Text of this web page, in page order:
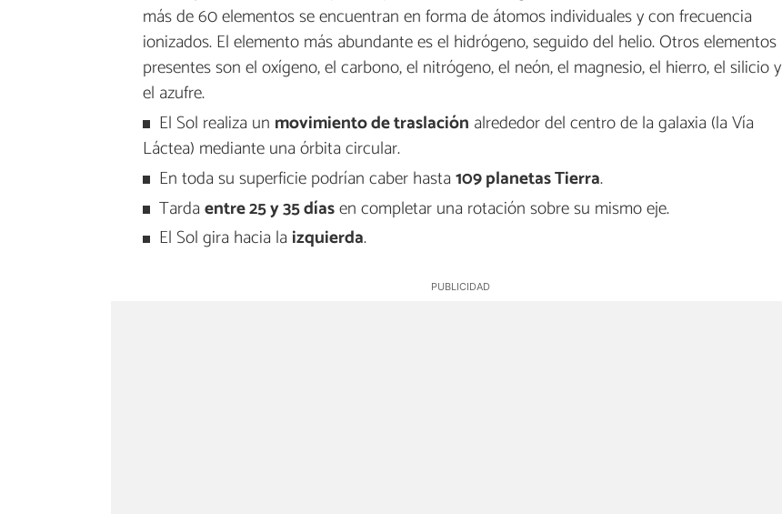
más de 60 elementos se encuentran en forma de átomos individuales y con frecuencia
ionizados. El elemento más abundante es el hidrógeno, seguido del helio. Otros elementos
presentes son el oxígeno, el carbono, el nitrógeno, el neón, el magnesio, el hierro, el silicio y
el azufre.
El Sol realiza un movimiento de traslación alrededor del centro de la galaxia (la Vía
Láctea) mediante una órbita circular.
En toda su superficie podrían caber hasta109 planetas Tierra.
Tardaentre 25 y 35 díasen completar una rotación sobre su mismo eje.
El Sol gira hacia la izquierda.